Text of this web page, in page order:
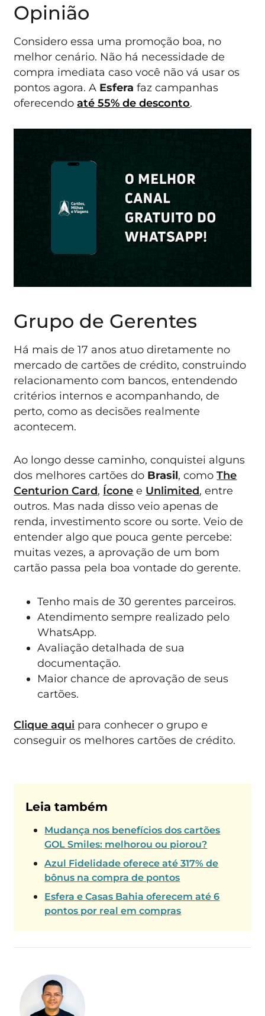
Opinião
Considero essa uma promoção boa, no
melhor cenário. Não há necessidade de
compra imediata caso você não vá usar os
pontos agora. A Esfera faz campanhas
oferecendoaté 55% de desconto.
Grupo de Gerentes
Há mais de 17 anos atuo diretamente no
mercado de cartões de crédito, construindo
relacionamento com bancos, entendendo
critérios internos e acompanhando, de
perto, como as decisões realmente
acontecem.
Ao longo desse caminho, conquistei alguns
dos melhores cartões do Brasil, comoThe
Centurion Card, Ícone e Unlimited, entre
outros. Mas nada disso veio apenas de
renda, investimento score ou sorte. Veio de
entender algo que pouca gente percebe:
muitas vezes, a aprovação de um bom
cartão passa pela boa vontade do gerente.
Tenho mais de 30 gerentes parceiros.
Atendimento sempre realizado pelo
WhatsApp.
Avaliação detalhada de sua
documentação.
Maior chance de aprovação de seus
cartões.
Clique aqui para conhecer o grupo e
conseguir os melhores cartões de crédito.
Leia também
Mudança nos benefícios dos cartões
GOL Smiles: melhorou ou piorou?
Azul Fidelidade oferece até 317% de
bônus na compra de pontos
Esfera e Casas Bahia oferecem até 6
pontos por real em compras